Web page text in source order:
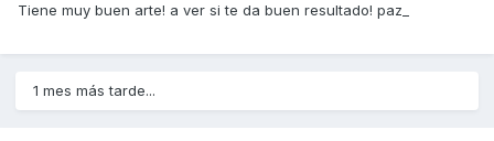
Tiene muy buen arte! a ver si te da buen resultado! paz_
1 mes más tarde...